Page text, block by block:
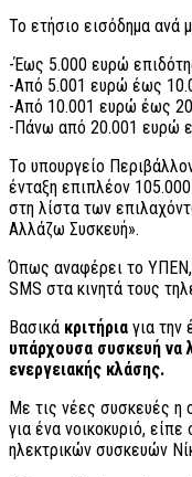
Το ετήσιο εισόδημα ανά
-Έως 5.000 ευρώ
-Από 5.001 ευρώ έως
-Από 10.001 ευρώ έως
-Πάνω από 20.001 ευρώ
Το υπουργείο
ένταξη επιπλέον
στη λίστα των
Αλλάζω Συσκευή».
Όπως αναφέρει το ΥΠΕΝ,
SMS στα κινητά τους
Βασικά κριτήρια για την
υπάρχουσα συσκευή να
ενεργειακής κλάσης.
Με τις νέες συσκευές η
για ένα νοικοκυριό,
ηλεκτρικών συσκευών